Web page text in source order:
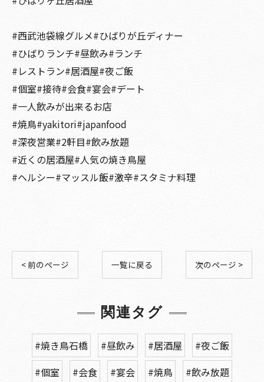
#西武池袋線グルメ#ひばりが丘ディナー
#ひばりランチ#昼飲み#ランチ
#レストラン#居酒屋#夜ご飯
#個室#接待#会食#宴会#デート
#一人飲みが出来るお店
#焼鳥#yakitori#japanfood
#深夜営業#2軒目#飲み放題
#近くの居酒屋#人気の焼き鳥屋
#ヘルシー#マッスル飯#激辛#スタミナ料理
< 前のページ 一覧に戻る 次のページ >
関連タグ
#焼き鳥石橋 #昼飲み #居酒屋
#夜ご飯
#個室
#会食 #宴会 #焼鳥 #飲み放題